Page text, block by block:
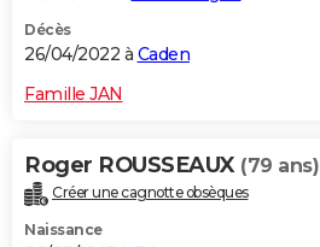
Décès
26/04/2022 à Caden
Famille JAN
Roger ROUSSEAUX (79 ans)
Créer une cagnotte obsèques
Naissance